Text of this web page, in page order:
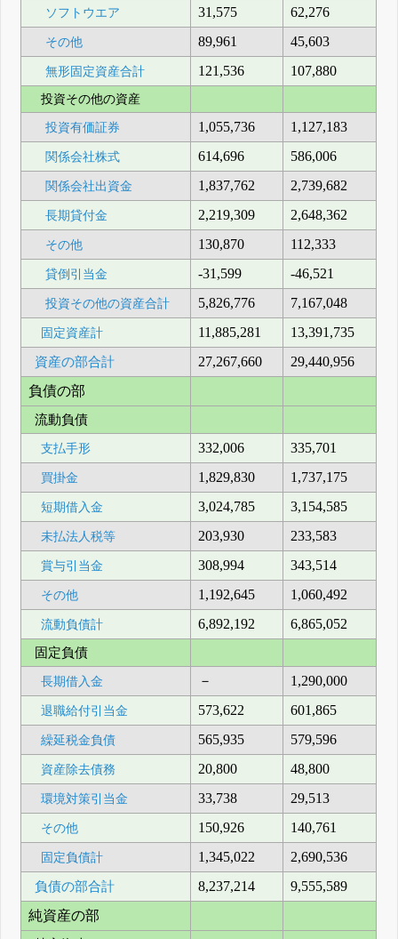
ソフトウエア 31,575 62,276
その他 89,961 45,603
無形固定資産合計 121,536 107,880
投資その他の資産
投資有価証券 1,055,736 1,127,183
関係会社株式 614,696 586,006
関係会社出資金 1,837,762 2,739,682
長期貸付金 2,219,309 2,648,362
その他 130,870 112,333
貸倒引当金 -31,599 -46,521
投資その他の資産合計 5,826,776 7,167,048
固定資産計 11,885,281
13,391,735
資産の部合計
27,267,660
29,440,956
負債の部
流動負債
支払手形 332,006 335,701
買掛金 1,829,830 1,737,175
短期借入金 3,024,785 3,154,585
未払法人税等 203,930 233,583
賞与引当金 308,994 343,514
その他 1,192,645 1,060,492
流動負債計 6,892,192
6,865,052
固定負債
長期借入金 － 1,290,000
退職給付引当金 573,622 601,865
繰延税金負債 565,935 579,596
資産除去債務 20,800 48,800
環境対策引当金 33,738 29,513
その他 150,926 140,761
固定負債計 1,345,022
2,690,536
負債の部合計
8,237,214
9,555,589
純資産の部